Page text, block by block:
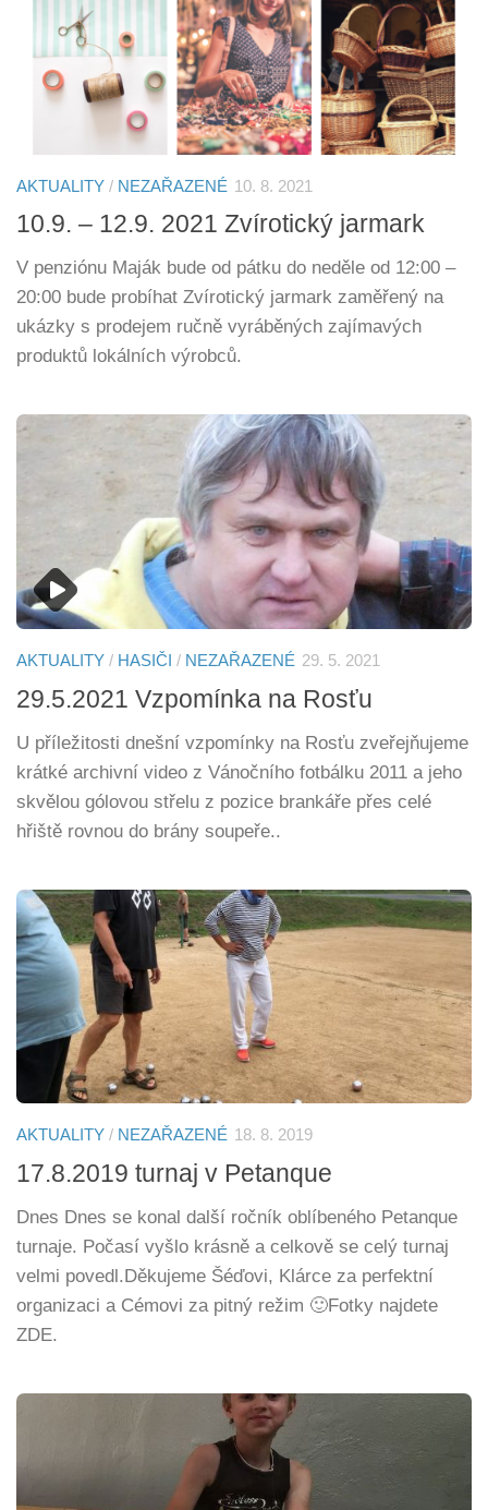
AKTUALITY / NEZAŘAZENÉ 10. 8. 2021
10.9. – 12.9. 2021 Zvírotický jarmark
V penziónu Maják bude od pátku do neděle od 12:00 –
20:00 bude probíhat Zvírotický jarmark zaměřený na
ukázky s prodejem ručně vyráběných zajímavých
produktů lokálních výrobců.
AKTUALITY / HASIČI / NEZAŘAZENÉ 29. 5. 2021
29.5.2021 Vzpomínka na Rosťu
U příležitosti dnešní vzpomínky na Rosťu zveřejňujeme
krátké archivní video z Vánočního fotbálku 2011 a jeho
skvělou gólovou střelu z pozice brankáře přes celé
hřiště rovnou do brány soupeře..
AKTUALITY / NEZAŘAZENÉ 18. 8. 2019
17.8.2019 turnaj v Petanque
Dnes Dnes se konal další ročník oblíbeného Petanque
turnaje. Počasí vyšlo krásně a celkově se celý turnaj
velmi povedl.Děkujeme Šéďovi, Klárce za perfektní
organizaci a Cémovi za pitný režim 🙂Fotky najdete
ZDE.